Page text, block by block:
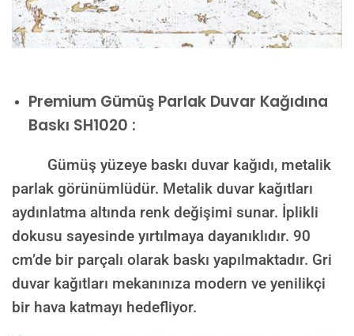
Premium Gümüş Parlak Duvar Kağıdına
Baskı SH1020 :
Gümüş yüzeye baskı duvar kağıdı, metalik
parlak görünümlüdür. Metalik duvar kağıtları
aydınlatma altında renk değişimi sunar. İplikli
dokusu sayesinde yırtılmaya dayanıklıdır. 90
cm’de bir parçalı olarak baskı yapılmaktadır. Gri
duvar kağıtları mekanınıza modern ve yenilikçi
bir hava katmayı hedefliyor.